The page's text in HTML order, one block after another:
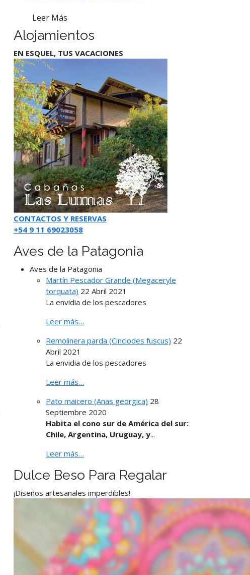
Leer Más
Alojamientos
EN ESQUEL, TUS VACACIONES
CONTACTOS Y RESERVAS
+54 9 11 69023058
Aves de la Patagonia
Aves de la Patagonia
Martín Pescador Grande (Megaceryle
torquata) 22 Abril 2021
La envidia de los pescadores
Leer más…
Remolinera parda (Cinclodes fuscus) 22
Abril 2021
La envidia de los pescadores
Leer más…
Pato maicero (Anas georgica) 28
Septiembre 2020
Habita el cono sur de América del sur:
Chile, Argentina, Uruguay, y...
Leer más…
Dulce Beso Para Regalar
¡Diseños artesanales imperdibles!